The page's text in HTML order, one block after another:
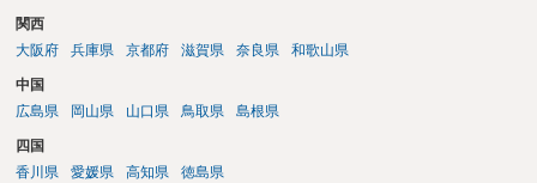
関西
大阪府
兵庫県 京都府 滋賀県 奈良県 和歌山県
中国
広島県
岡山県 山口県 鳥取県 島根県
四国
香川県
愛媛県 高知県 徳島県